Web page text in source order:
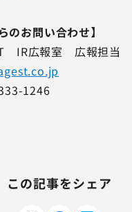
のお問い合わせ】
IR広報室 広報担当
1246
この記事をシェア